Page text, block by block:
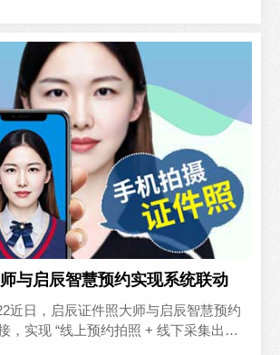
与启辰智慧预约实现系统联动
近日，启辰证件照大师与启辰智慧预约
，实现 “线上预约拍照 + 线下采集出片”